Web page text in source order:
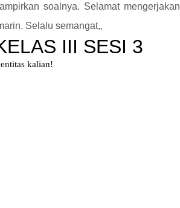
soalnya. Selamat mengerjakan
Selalu semangat,,